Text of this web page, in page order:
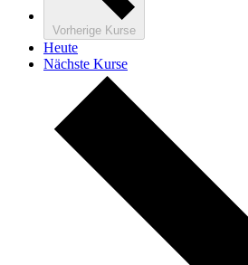
Vorherige Kurse
Heute
Nächste Kurse